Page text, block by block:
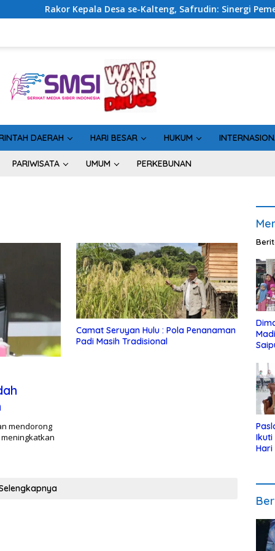
Kepala Desa se-Kalteng, Safrudin: Sinergi Pemerintahan
DAERAH HARI BESAR HUKUM
PARIWISATA UMUM PERKEBUNAN
mendorong
Camat Seruyan Hulu : Pola Penanaman
Padi Masih Tradisional
Ikuti
Hari